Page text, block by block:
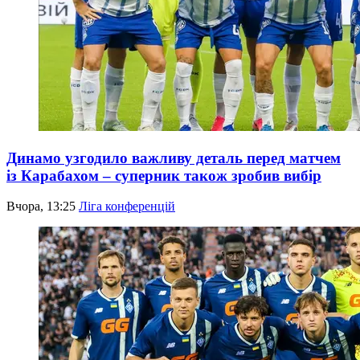
Динамо узгодило важливу деталь перед матчем
із Карабахом – суперник також зробив вибір
Вчора, 13:25 Ліга конференцій